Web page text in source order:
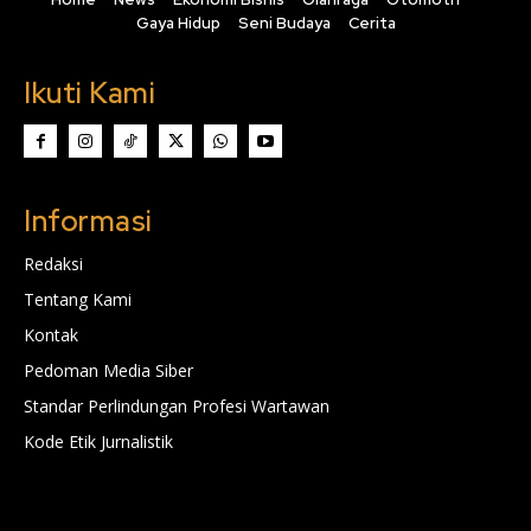
Gaya Hidup
Seni Budaya Cerita
Ikuti Kami
Informasi
Redaksi
Tentang Kami
Kontak
Pedoman Media Siber
Standar Perlindungan Profesi Wartawan
Kode Etik Jurnalistik